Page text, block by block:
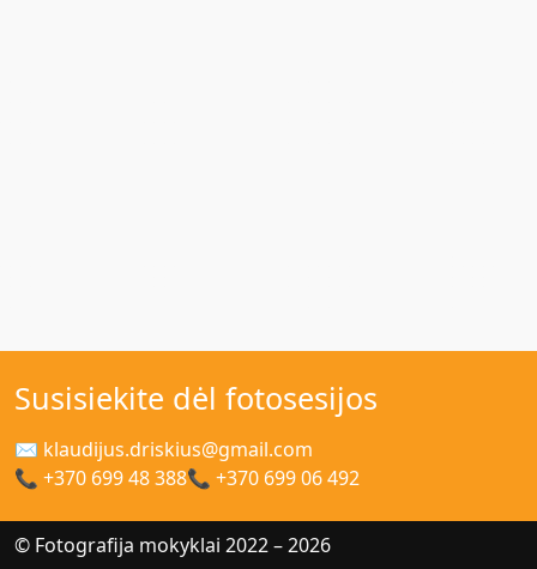
Susisiekite dėl fotosesijos
✉ klaudijus.driskius@gmail.com
📞 +370 699 48 388📞 +370 699 06 492
© Fotografija mokyklai 2022 – 2026